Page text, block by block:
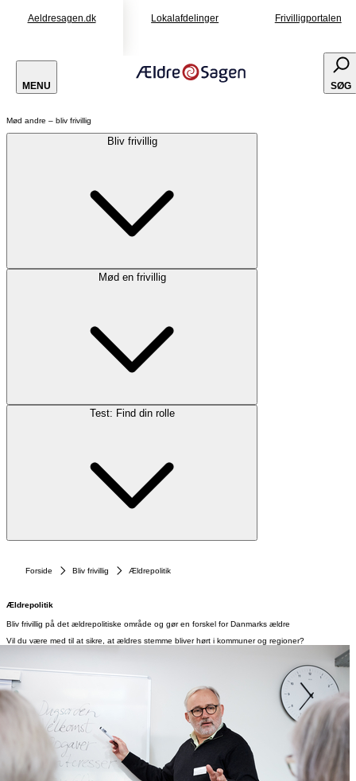
Aeldresagen.dk Lokalafdelinger Frivilligportalen
MENU SØG
Mød andre – bliv frivillig
Bliv frivillig
Mød en frivillig
Test: Find din rolle
Forside Bliv frivillig Ældrepolitik
Ældrepolitik
Bliv frivillig på det ældrepolitiske område og gør en forskel for Danmarks ældre
Vil du være med til at sikre, at ældres stemme bliver hørt i kommuner og regioner?